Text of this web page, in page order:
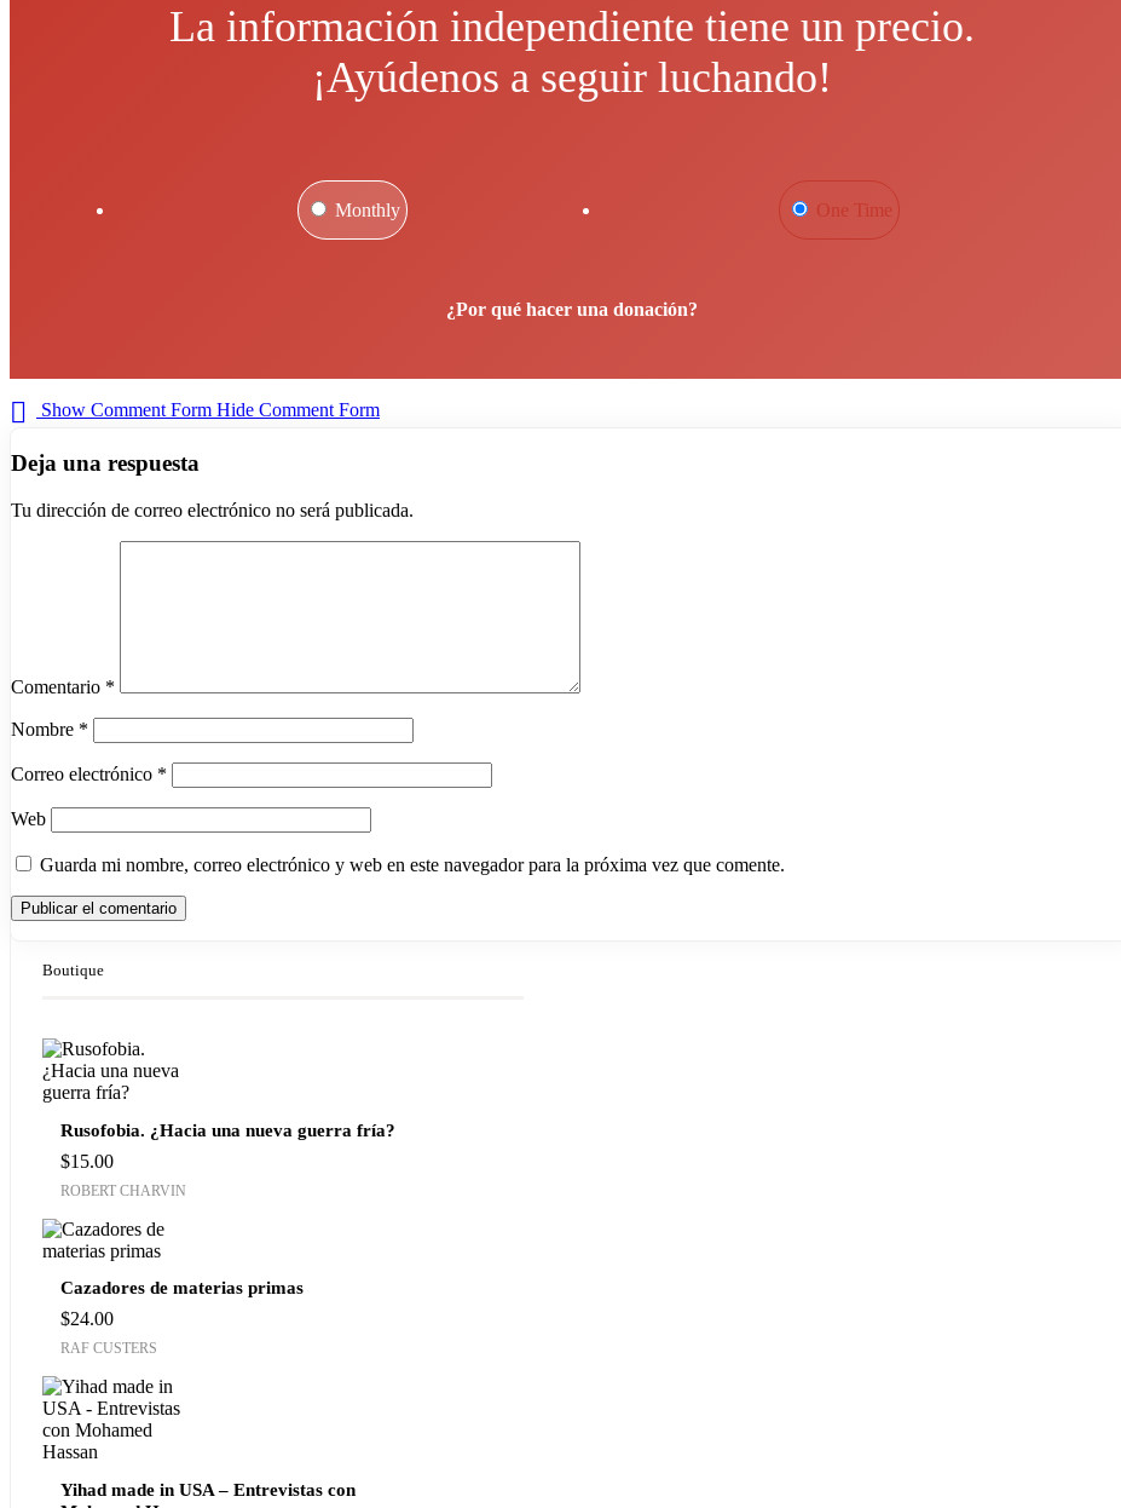
La información independiente tiene un precio.
¡Ayúdenos a seguir luchando!
One Time
Monthly
¿Por qué hacer una donación?
Show Comment Form Hide Comment Form
Deja una respuesta
Tu dirección de correo electrónico no será publicada.
Comentario *
Nombre *
Correo electrónico *
Web
Guarda mi nombre, correo electrónico y web en este navegador para la próxima vez que comente.
Boutique
Rusofobia. ¿Hacia una nueva guerra fría?
$15.00
ROBERT CHARVIN
Cazadores de materias primas
$24.00
RAF CUSTERS
Yihad made in USA – Entrevistas con